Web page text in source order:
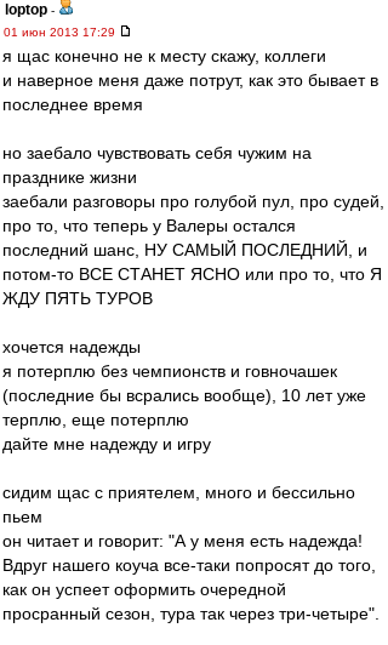
loptop -
01 июн 2013 17:29
я щас конечно не к месту скажу, коллеги
и наверное меня даже потрут, как это бывает в
последнее время
но заебало чувствовать себя чужим на
празднике жизни
заебали разговоры про голубой пул, про судей,
про то, что теперь у Валеры остался
последний шанс, НУ САМЫЙ ПОСЛЕДНИЙ, и
потом-то ВСЕ СТАНЕТ ЯСНО или про то, что Я
ЖДУ ПЯТЬ ТУРОВ
хочется надежды
я потерплю без чемпионств и говночашек
(последние бы всрались вообще), 10 лет уже
терплю, еще потерплю
дайте мне надежду и игру
сидим щас с приятелем, много и бессильно
пьем
он читает и говорит: "А у меня есть надежда!
Вдруг нашего коуча все-таки попросят до того,
как он успеет оформить очередной
просранный сезон, тура так через три-четыре".